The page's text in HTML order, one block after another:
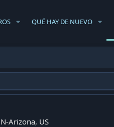
QUÉ HAY DE NUEVO
N-Arizona, US